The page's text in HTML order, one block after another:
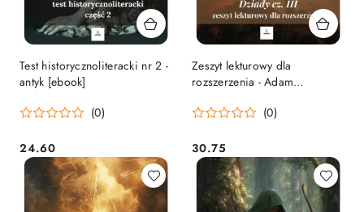
Test historycznoliteracki nr 2 -
antyk [ebook]
(0)
Cena:
24.60
Zeszyt lekturowy dla
rozszerzenia - Adam
[ebook]
(0)
Cena:
30.75